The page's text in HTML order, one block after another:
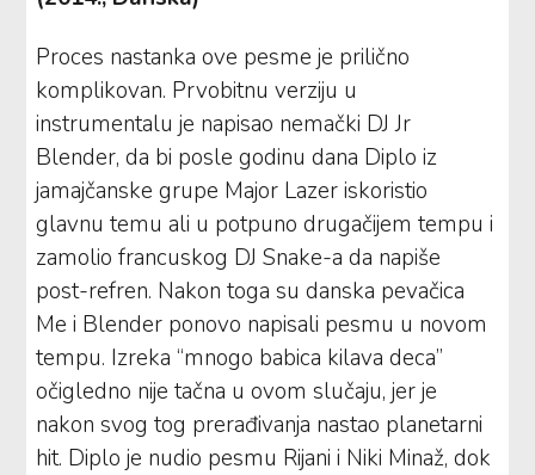
Proces nastanka ove pesme je prilično
komplikovan. Prvobitnu verziju u
instrumentalu je napisao nemački DJ Jr
Blender, da bi posle godinu dana Diplo iz
jamajčanske grupe Major Lazer iskoristio
glavnu temu ali u potpuno drugačijem tempu i
zamolio francuskog DJ Snake-a da napiše
post-refren. Nakon toga su danska pevačica
Me i Blender ponovo napisali pesmu u novom
tempu. Izreka “mnogo babica kilava deca”
očigledno nije tačna u ovom slučaju, jer je
nakon svog tog prerađivanja nastao planetarni
hit. Diplo je nudio pesmu Rijani i Niki Minaž, dok